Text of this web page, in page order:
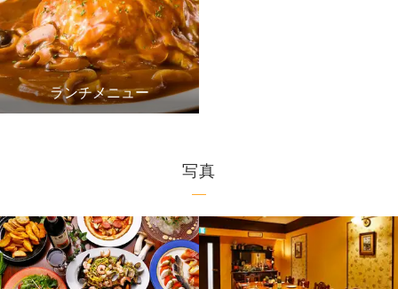
ランチメニュー
写真